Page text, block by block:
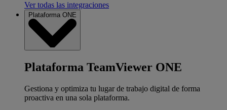
Ver todas las integraciones
Plataforma ONE
Plataforma TeamViewer ONE
Gestiona y optimiza tu lugar de trabajo digital de forma
proactiva en una sola plataforma.